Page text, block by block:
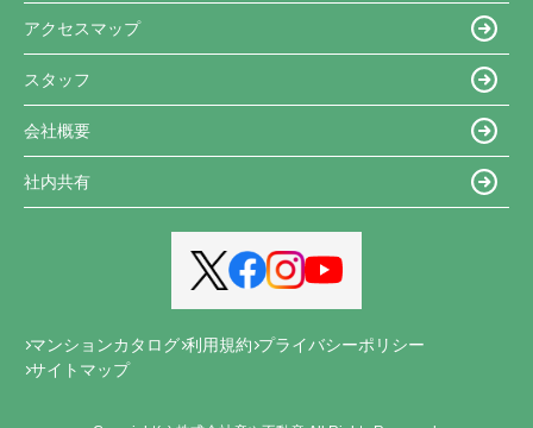
アクセスマップ
スタッフ
会社概要
社内共有
マンションカタログ 利用規約 プライバシーポリシー
サイトマップ